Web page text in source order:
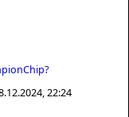
22:24